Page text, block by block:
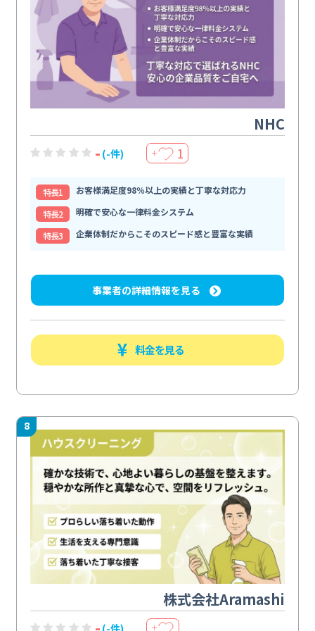
NHC
- (-件) ＋ 1
特⻑1
お客様満足度98％以上の実績と丁寧な対応力
特⻑2
明確で安心な一律料金システム
特⻑3
企業体制だからこそのスピード感と豊富な実績
事業者の詳細情報を見る
料金を見る
8
株式会社Aramashi
＋